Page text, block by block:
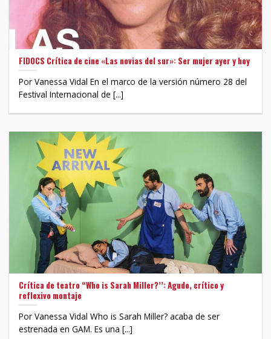
FIDOCS Crítica de cine «Las novias del sur»: Ser mujer ayer y hoy
Por Vanessa Vidal En el marco de la versión número 28 del
Festival Internacional de [...]
Crítica de teatro “Who is Sarah Miller?’’: Agudo, crítico y
reflexivo montaje
Por Vanessa Vidal Who is Sarah Miller? acaba de ser
estrenada en GAM. Es una [...]